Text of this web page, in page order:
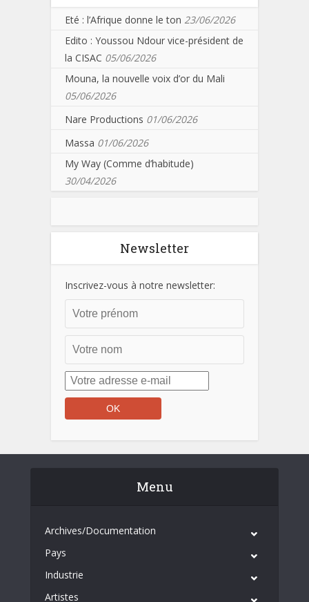
Eté : l’Afrique donne le ton 23/06/2026
Edito : Youssou Ndour vice-président de
la CISAC 05/06/2026
Mouna, la nouvelle voix d’or du Mali
05/06/2026
Nare Productions 01/06/2026
Massa 01/06/2026
My Way (Comme d’habitude)
30/04/2026
Newsletter
Inscrivez-vous à notre newsletter:
Menu
Archives/Documentation
Pays
Industrie
Artistes